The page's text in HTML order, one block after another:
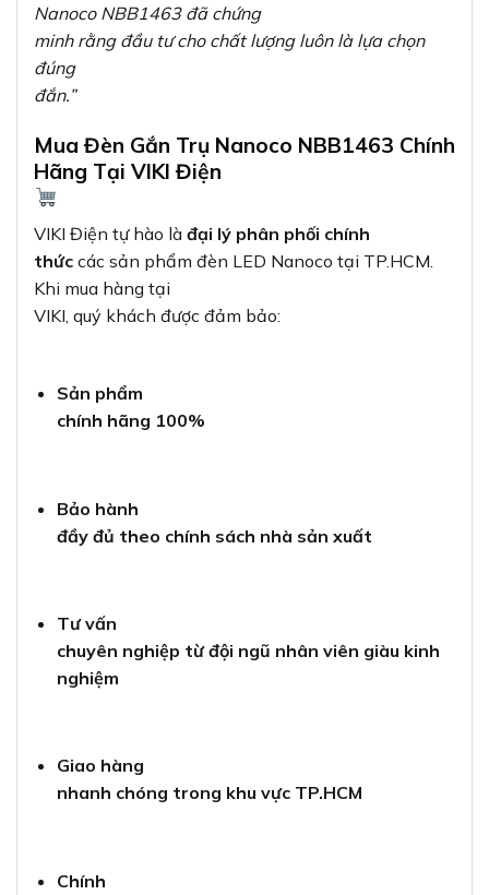
Nanoco NBB1463 đã chứng
minh rằng đầu tư cho chất lượng luôn là lựa chọn
đúng
đắn.”
Mua Đèn Gắn Trụ Nanoco NBB1463 Chính
Hãng Tại VIKI Điện
VIKI Điện tự hào là đại lý phân phối chính
thức các sản phẩm đèn LED Nanoco tại TP.HCM.
Khi mua hàng tại
VIKI, quý khách được đảm bảo:
Sản phẩm
chính hãng 100%
Bảo hành
đầy đủ theo chính sách nhà sản xuất
Tư vấn
chuyên nghiệp từ đội ngũ nhân viên giàu kinh
nghiệm
Giao hàng
nhanh chóng trong khu vực TP.HCM
Chính